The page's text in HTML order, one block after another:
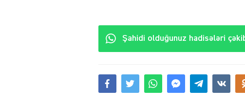
Şahidi olduğunuz hadisələri